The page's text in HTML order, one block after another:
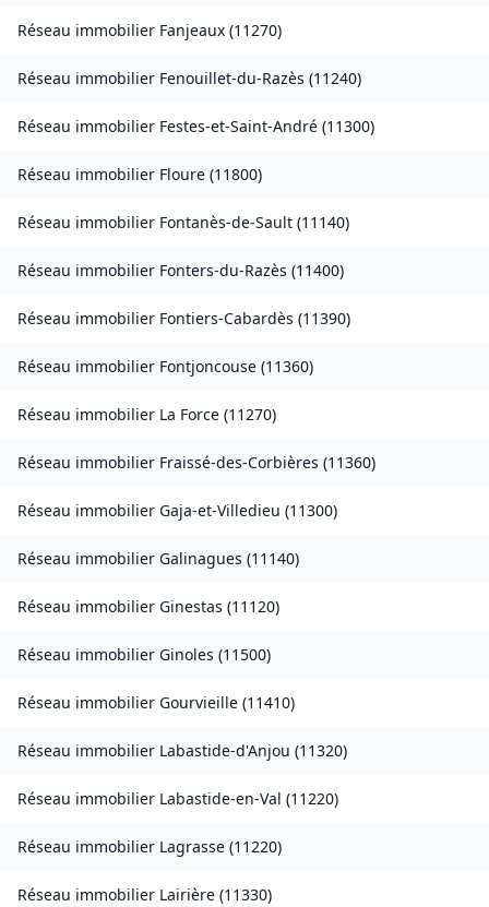
Réseau immobilier Fanjeaux (11270)
Réseau immobilier Fenouillet-du-Razès (11240)
Réseau immobilier Festes-et-Saint-André (11300)
Réseau immobilier Floure (11800)
Réseau immobilier Fontanès-de-Sault (11140)
Réseau immobilier Fonters-du-Razès (11400)
Réseau immobilier Fontiers-Cabardès (11390)
Réseau immobilier Fontjoncouse (11360)
Réseau immobilier La Force (11270)
Réseau immobilier Fraissé-des-Corbières (11360)
Réseau immobilier Gaja-et-Villedieu (11300)
Réseau immobilier Galinagues (11140)
Réseau immobilier Ginestas (11120)
Réseau immobilier Ginoles (11500)
Réseau immobilier Gourvieille (11410)
Réseau immobilier Labastide-d'Anjou (11320)
Réseau immobilier Labastide-en-Val (11220)
Réseau immobilier Lagrasse (11220)
Réseau immobilier Lairière (11330)